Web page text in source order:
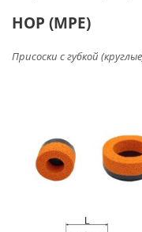
HOP (MPE)
Присоски с губкой